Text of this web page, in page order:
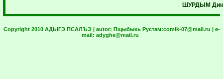
ШУРДЫМ
Copyright 2010 АДЫГЭ ПСАЛЪЭ | autor: Пщыбыхь Рустам:comik-07@mail.ru | e-
mail: adyghe@mail.ru